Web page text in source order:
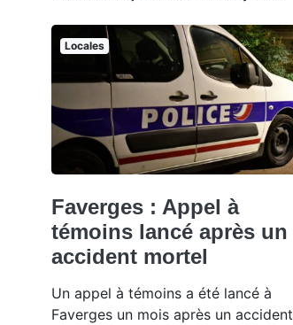
Locales
Faverges : Appel à
témoins lancé après un
accident mortel
Un appel à témoins a été lancé à
Faverges un mois après un accident